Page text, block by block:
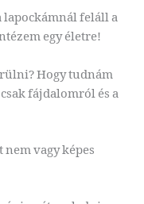
lapockámnál feláll a
egy életre!
Hogy tudnám
fájdalomról és a
vagy képes